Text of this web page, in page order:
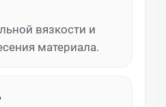
вязкости и
материала.